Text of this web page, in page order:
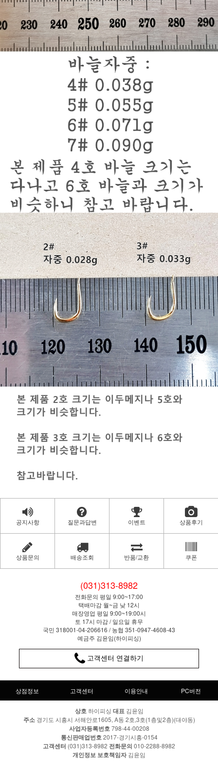
공지사항 질문과답변 이벤트 상품후기
상품문의 배송조회 반품/교환 쿠폰
(031)313-8982
전화문의 평일 9:00~17:00
택배마감 월~금 낮 12시
매장영업 평일 9:00~19:00시
토 17시 마감 / 일요일 휴무
국민 318001-04-206616 / 농협 351-0947-4608-43
예금주 김윤임(하이피싱)
고객센터 연결하기
상점정보 고객센터 이용안내 PC버전
상호 하이피싱 대표 김윤임
주소경기도 시흥시 서해안로1605, A동 2호,3호(1층및2층)(대야동)
사업자등록번호 798-44-00208
통신판매업번호 2017-경기시흥-0154
고객센터 (031)313-8982 전화문의 010-2288-8982
개인정보 보호책임자김윤임